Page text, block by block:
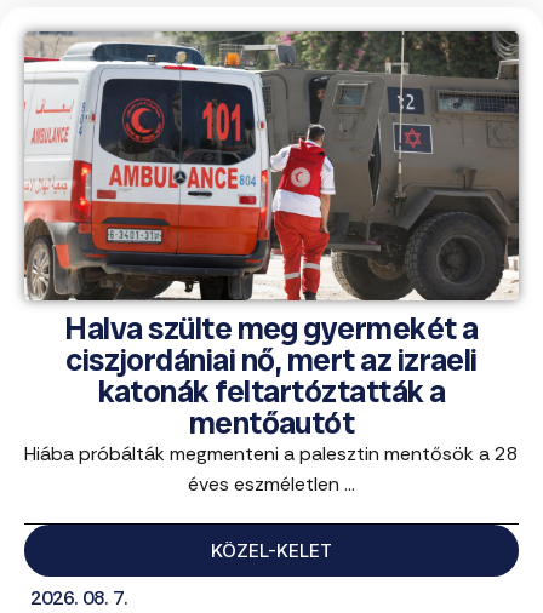
Halva szülte meg gyermekét a
ciszjordániai nő, mert az izraeli
katonák feltartóztatták a
mentőautót
Hiába próbálták megmenteni a palesztin mentősök a 28
éves eszméletlen ...
KÖZEL-KELET
2026. 08. 7.